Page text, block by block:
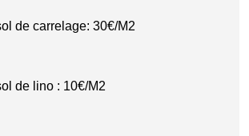
de carrelage: 30€/M2
de lino : 10€/M2